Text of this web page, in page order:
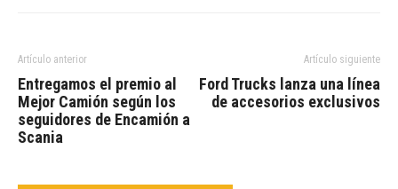
Artículo anterior
Entregamos el premio al
Mejor Camión según los
seguidores de Encamión a
Scania
Artículo siguiente
Ford Trucks lanza una línea
de accesorios exclusivos